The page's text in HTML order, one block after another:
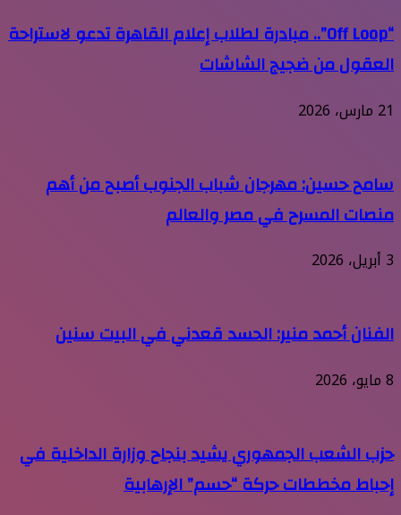
“Off Loop”.. مبادرة لطلاب إعلام القاهرة تدعو لاستراحة
العقول من ضجيج الشاشات
21 مارس، 2026
سامح حسين: مهرجان شباب الجنوب أصبح من أهم
منصات المسرح في مصر والعالم
3 أبريل، 2026
الفنان أحمد منير: الحسد قعدني في البيت سنين
8 مايو، 2026
حزب الشعب الجمهوري يشيد بنجاح وزارة الداخلية في
إحباط مخططات حركة “حسم” الإرهابية